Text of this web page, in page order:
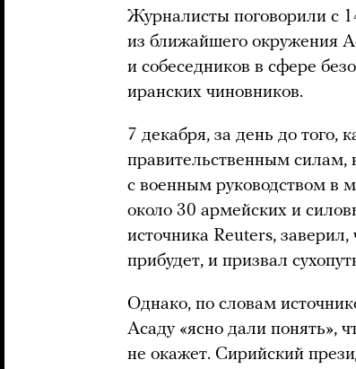
Журналисты поговорили с
из ближайшего окружения
и собеседников в сфере
иранских чиновников.
7 декабря, за день до того,
правительственным силам,
с военным руководством в
около 30 армейских и
источника Reuters,
прибудет, и призвал
Однако, по словам
Асаду «ясно дали понять»,
не окажет. Сирийский